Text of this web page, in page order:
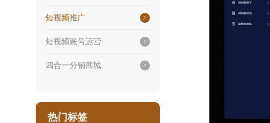
短视频推广
短视频账号运营
四合一分销商城
热门标签